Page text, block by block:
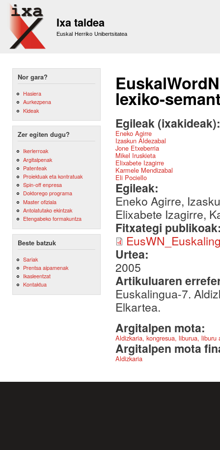
Ixa taldea
Euskal Herriko Unibertsitatea
Nor gara?
Hasiera
Aurkezpena
Kideak
Zer egiten dugu?
Ikerlerroak
Argitalpenak
Patenteak
Proiektuak eta kontratuak
Spin-off enpresa
Doktorego programa
Master ofiziala
Antolatutako ekintzak
Etengabeko formakuntza
Beste batzuk
Sariak
Prentsa aipamenak
Ikasleentzat
Kontaktua
lexiko-
Egileak
Eneko Agirre
Izaskun Aldezabal
Jone Etxeberria
Mikel Iruskieta
Elixabete Izagirre
Karmele Mendizabal
Eli Pociello
Egileak:
Eneko Agirre,
Elixabete Izagirre,
Fitxategi
Urtea:
2005
Artikuluaren
Euskalingua-7.
Elkartea.
Argitalpen mota:
Aldizkaria, kongresua, liburua,
Argitalpen mota
Aldizkaria